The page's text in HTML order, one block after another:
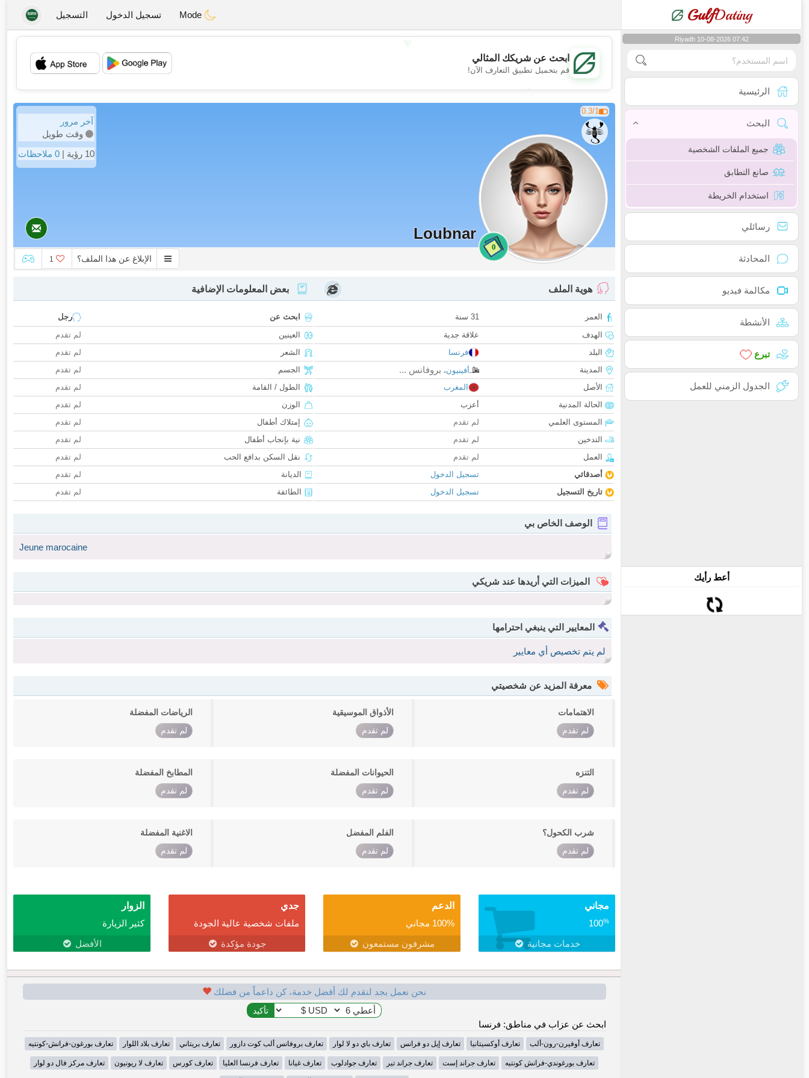
GulfDating تسجيل الدخول التسجيل
Riyadh 10-08-2026 07:42
الرئيسية
البحث
جميع الملفات الشخصية
صانع التطابق
استخدام الخريطة
رسائلي
المحادثة
مكالمة فيديو
الأنشطة
تبرع
الجدول الزمني للعمل
أعط رأيك
💖
💕
ابحث عن شريكك المثالي
قم بتحميل تطبيق التعارف الآن!
0.3/1
0
Loubnar
آخر مرور
وقت طويل
10 رؤية |
0 ملاحظات
الإبلاغ عن هذا الملف؟ 1
هوية الملف
العمر
31 سنة
الهدف
علاقة جدية
البلد
فرنسا
المدينة
أفينيون، بروفانس ...
الأصل
المغرب
الحالة المدنية
أعزب
المستوى العلمي
لم تقدم
التدخين
لم تقدم
العمل
لم تقدم
أصدقائي
تسجيل الدخول
تاريخ التسجيل
تسجيل الدخول
بعض المعلومات الإضافية
ابحث عن
رجل
العينين
لم تقدم
الشعر
لم تقدم
الجسم
لم تقدم
الطول / القامة
لم تقدم
الوزن
لم تقدم
إمتلاك أطفال
لم تقدم
نية بإنجاب أطفال
لم تقدم
نقل السكن بدافع الحب
لم تقدم
الديانة
لم تقدم
الطائفة
لم تقدم
الوصف الخاص بي
Jeune marocaine
الميزات التي أريدها عند شريكي
المعايير التي ينبغي احترامها
لم يتم تخصيص أي معايير
معرفة المزيد عن شخصيتي
الاهتمامات
لم تقدم
الأذواق الموسيقية
لم تقدم
الرياضات المفضلة
لم تقدم
التنزه
لم تقدم
الحيوانات المفضلة
لم تقدم
المطابخ المفضلة
لم تقدم
شرب الكحول؟
لم تقدم
الفلم المفضل
لم تقدم
الاغنية المفضلة
لم تقدم
مجاني
100%
خدمات مجانية
الدعم
100% مجاني
مشرفون مستمعون
جدي
ملفات شخصية عالية الجودة
جودة مؤكدة
الزوار
كثير الزيارة
الأفضل
نحن نعمل بجد لنقدم لك أفضل خدمة، كن داعماً من فضلك
ابحث عن عزاب في مناطق: فرنسا
تعارف أوفيرن-رون-ألب تعارف أوكسيتانيا تعارف إيل دو فرانس تعارف باي دو لا لوار تعارف بروفانس ألب كوت دازور تعارف بريتاني تعارف بلاد اللوار تعارف بورغون-فرانش-كونتيه
تعارف بورغوندي-فرانش كونتيه تعارف جراند إست تعارف جراند تير تعارف جوادلوب تعارف غيانا تعارف فرنسا العليا تعارف كورس تعارف لا ريونيون تعارف مركز فال دو لوار